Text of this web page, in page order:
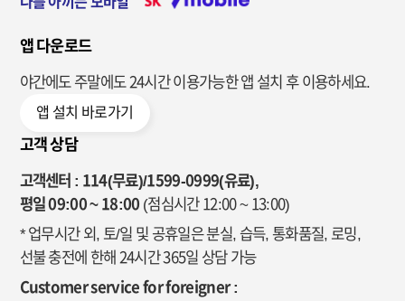
앱 다운로드
야간에도 주말에도 24시간 이용가능한앱 설치 후 이용하세요.
앱 설치 바로가기
고객 상담
고객센터 : 114(무료)/1599-0999(유료),
평일 09:00 ~ 18:00 (점심시간 12:00 ~ 13:00)
* 업무시간 외, 토/일 및 공휴일은 분실, 습득, 통화품질, 로밍,
선불 충전에 한해 24시간 365일 상담 가능
Customer service for foreigner :